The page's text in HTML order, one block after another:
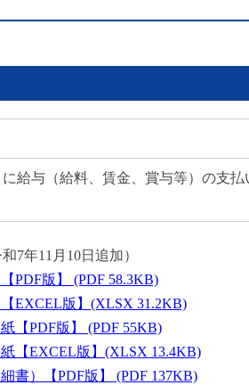
給与（給料、賃金、賞与等）の支
7年11月10日追加）
PDF版】 (PDF 58.3KB)
EXCEL版】(XLSX 31.2KB)
【PDF版】 (PDF 55KB)
【EXCEL版】(XLSX 13.4KB)
書）【PDF版】 (PDF 137KB)